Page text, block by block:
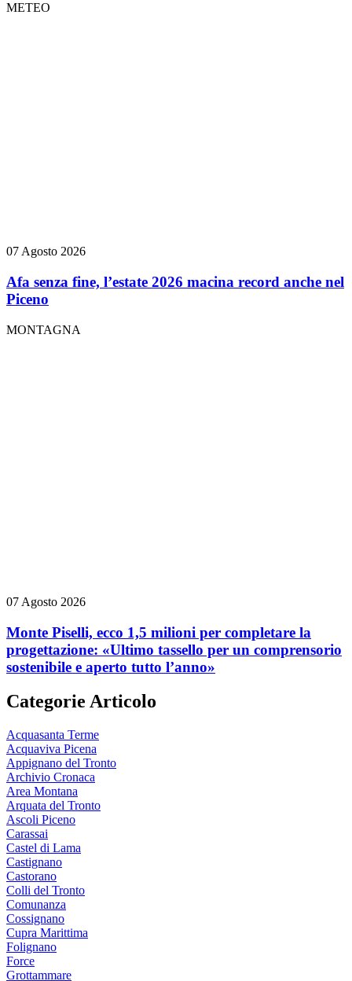
METEO
07 Agosto 2026
Afa senza fine, l’estate 2026 macina record anche nel
Piceno
MONTAGNA
07 Agosto 2026
Monte Piselli, ecco 1,5 milioni per completare la
progettazione: «Ultimo tassello per un comprensorio
sostenibile e aperto tutto l’anno»
Categorie Articolo
Acquasanta Terme
Acquaviva Picena
Appignano del Tronto
Archivio Cronaca
Area Montana
Arquata del Tronto
Ascoli Piceno
Carassai
Castel di Lama
Castignano
Castorano
Colli del Tronto
Comunanza
Cossignano
Cupra Marittima
Folignano
Force
Grottammare